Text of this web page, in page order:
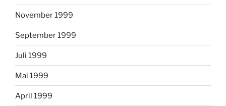
November 1999
September 1999
Juli 1999
Mai 1999
April 1999